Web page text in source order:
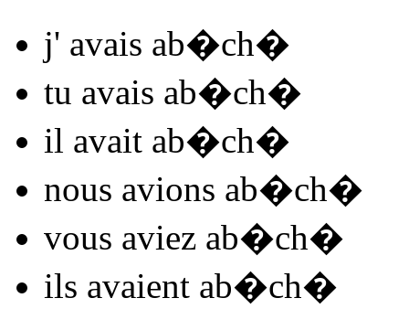
j' avais ab�ch�
tu avais ab�ch�
il avait ab�ch�
nous avions ab�ch�
vous aviez ab�ch�
ils avaient ab�ch�